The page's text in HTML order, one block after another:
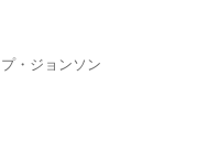
・ジョンソン